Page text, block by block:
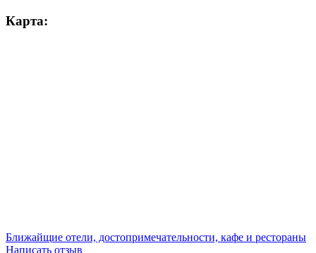
Карта:
Ближайщие отели, достопримечательности, кафе и рестораны
Написать отзыв